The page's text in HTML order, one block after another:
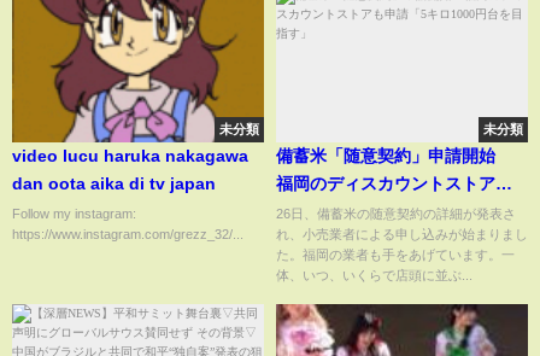
未分類
video lucu haruka nakagawa
dan oota aika di tv japan
Follow my instagram:
https://www.instagram.com/grezz_32/...
未分類
備蓄米「随意契約」申請開始
福岡のディスカウントストアも
申請「5キロ1000円台を目指す」
26日、備蓄米の随意契約の詳細が発表さ
れ、小売業者による申し込みが始まりまし
た。福岡の業者も手をあげています。一
体、いつ、いくらで店頭に並ぶ...